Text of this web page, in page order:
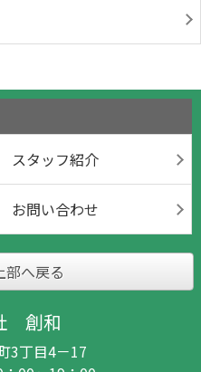
スタッフ紹介
お問い合わせ
部へ戻る
創和
3丁目4－17